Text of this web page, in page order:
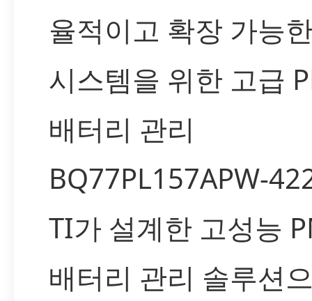
율적이고 확장 가능
시스템을 위한 고급
배터리 관리
BQ77PL157APW-
TI가 설계한 고성능
배터리 관리 솔루션